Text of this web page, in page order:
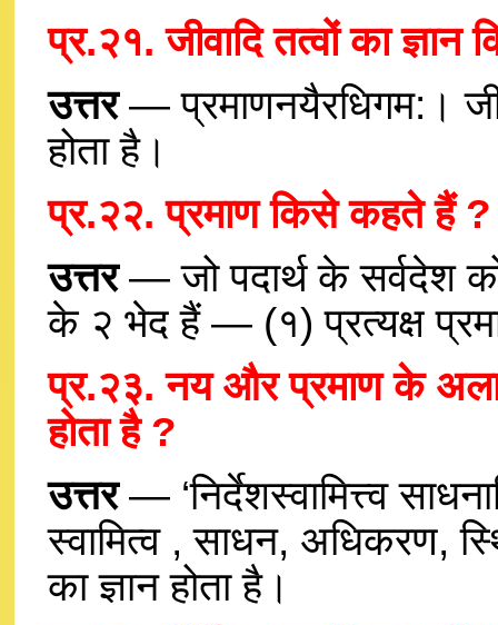
प्र.२१. जीवादि तत्वों का ज्ञान
उत्तर— प्रमाणनयैरधिगम:।
होता है।
प्र.२२. प्रमाण किसे कहते हैं
उत्तर— जो पदार्थ के सर्वदेश
के २ भेद हैं — (१) प्रत्यक्ष
प्र.२३. नय और प्रमाण के अलावा
होता है ?
उत्तर— ‘निर्देशस्वामित्त्व
स्वामित्व , साधन, अधिकरण,
का ज्ञान होता है।